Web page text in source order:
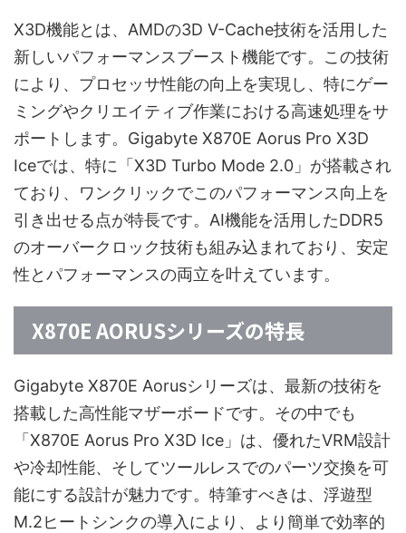
X3D機能とは、AMDの3D V-Cache技術を活用した
新しいパフォーマンスブースト機能です。この技術
により、プロセッサ性能の向上を実現し、特にゲー
ミングやクリエイティブ作業における高速処理をサ
ポートします。Gigabyte X870E Aorus Pro X3D
Iceでは、特に「X3D Turbo Mode 2.0」が搭載され
ており、ワンクリックでこのパフォーマンス向上を
引き出せる点が特長です。AI機能を活用したDDR5
のオーバークロック技術も組み込まれており、安定
性とパフォーマンスの両立を叶えています。
X870E AORUSシリーズの特長
Gigabyte X870E Aorusシリーズは、最新の技術を
搭載した高性能マザーボードです。その中でも
「X870E Aorus Pro X3D Ice」は、優れたVRM設計
や冷却性能、そしてツールレスでのパーツ交換を可
能にする設計が魅力です。特筆すべきは、浮遊型
M.2ヒートシンクの導入により、より簡単で効率的